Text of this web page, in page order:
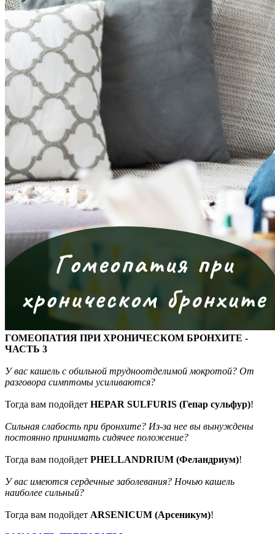
ГОМЕОПАТИЯ ПРИ ХРОНИЧЕСКОМ БРОНХИТЕ -
ЧАСТЬ 3
У вас кашель с обильной трудноотделимой мокротой? От
разговора симптомы усиливаются?
Тогда вам подойдет HEPAR SULFURIS (Гепар сульфур)!
Сильная слабость при бронхите? Из-за нее вы вынуждены
постоянно принимать сидячее положение?
Тогда вам подойдет PHELLANDRIUM (Феландриум)!
У вас имеются сердечные заболевания? Ночью кашель
наиболее сильный?
Тогда вам подойдет ARSENICUM (Арсеникум)!